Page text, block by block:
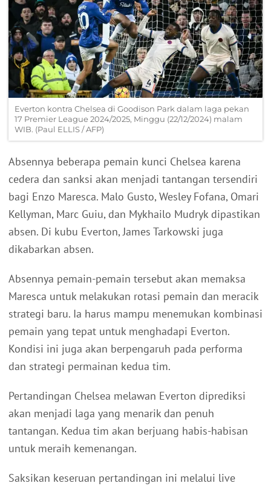
Everton kontra Chelsea di Goodison Park dalam laga pekan
17 Premier League 2024/2025, Minggu (22/12/2024) malam
WIB. (Paul ELLIS / AFP)
Absennya beberapa pemain kunci Chelsea karena
cedera dan sanksi akan menjadi tantangan tersendiri
bagi Enzo Maresca. Malo Gusto, Wesley Fofana, Omari
Kellyman, Marc Guiu, dan Mykhailo Mudryk dipastikan
absen. Di kubu Everton, James Tarkowski juga
dikabarkan absen.
Absennya pemain-pemain tersebut akan memaksa
Maresca untuk melakukan rotasi pemain dan meracik
strategi baru. Ia harus mampu menemukan kombinasi
pemain yang tepat untuk menghadapi Everton.
Kondisi ini juga akan berpengaruh pada performa
dan strategi permainan kedua tim.
Pertandingan Chelsea melawan Everton diprediksi
akan menjadi laga yang menarik dan penuh
tantangan. Kedua tim akan berjuang habis-habisan
untuk meraih kemenangan.
Saksikan keseruan pertandingan ini melalui live